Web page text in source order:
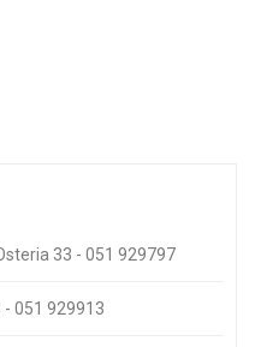
33 - 051 929797
- 051 929913